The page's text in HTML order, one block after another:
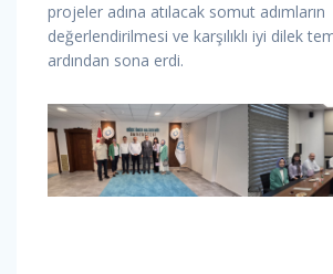
projeler adına atılacak somut adımların
değerlendirilmesi ve karşılıklı iyi dilek
ardından sona erdi.